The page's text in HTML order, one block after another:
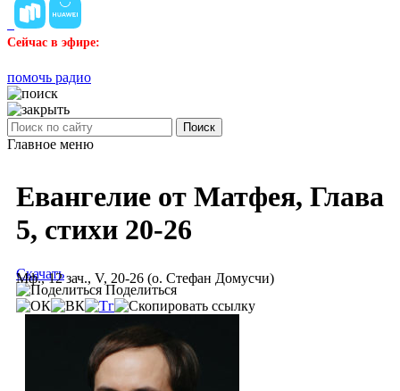
Сейчас в эфире:
помочь радио
Поиск
Главное меню
Евангелие от Матфея, Глава
5, стихи 20-26
Мф., 12 зач., V, 20-26 (о. Стефан Домусчи)
Скачать
Поделиться